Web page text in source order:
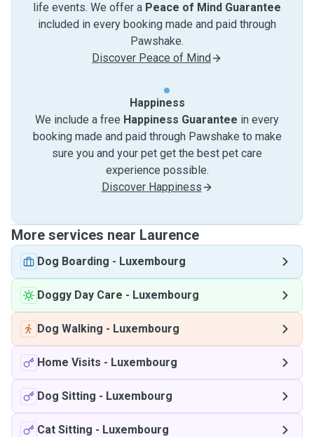
life events. We offer a Peace of Mind Guarantee
included in every booking made and paid through
Pawshake.
Discover Peace of Mind
Happiness
We include a free Happiness Guarantee in every
booking made and paid through Pawshake to make
sure you and your pet get the best pet care
experience possible.
Discover Happiness
More services near Laurence
Dog Boarding - Luxembourg
Doggy Day Care - Luxembourg
Dog Walking - Luxembourg
Home Visits - Luxembourg
Dog Sitting - Luxembourg
Cat Sitting - Luxembourg